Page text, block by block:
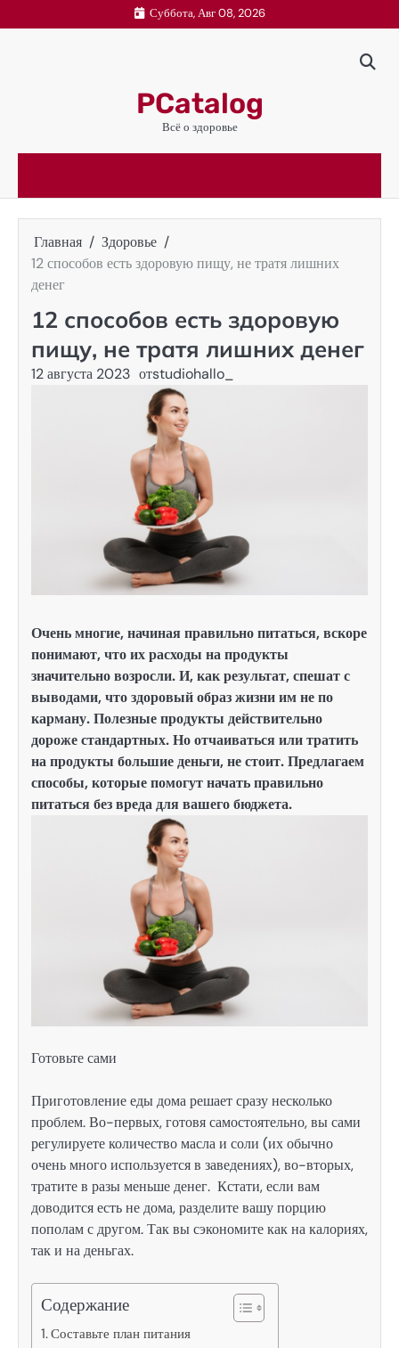
к
Суббота, Авг 08, 2026
PCatalog
Всё о здоровье
Главная
Здоровье
12 способов есть здоровую пищу, не тратя лишних
денег
12 способов есть здоровую
пищу, не тратя лишних денег
12 августа 2023 отstudiohallo_
Очень многие, начиная правильно питаться, вскоре
понимают, что их расходы на продукты
значительно возросли. И, как результат, спешат с
выводами, что здоровый образ жизни им не по
карману. Полезные продукты действительно
дороже стандартных. Но отчаиваться или тратить
на продукты большие деньги, не стоит. Предлагаем
способы, которые помогут начать правильно
питаться без вреда для вашего бюджета.
Готовьте сами
Приготовление еды дома решает сразу несколько
проблем. Во-первых, готовя самостоятельно, вы сами
регулируете количество масла и соли (их обычно
очень много используется в заведениях), во-вторых,
тратите в разы меньше денег. Кстати, если вам
доводится есть не дома, разделите вашу порцию
пополам с другом. Так вы сэкономите как на калориях,
так и на деньгах.
Содержание
Составьте план питания